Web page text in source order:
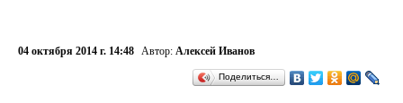
04 октября 2014 г. 14:48 Автор: Алексей Иванов
Поделиться…